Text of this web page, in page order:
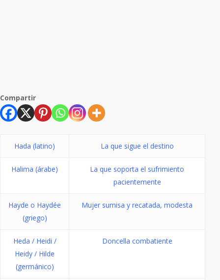
Compartir
Hada (latino) La que sigue el destino
Halima (árabe)
La que soporta el sufrimiento
pacientemente
Hayde o Haydée
(griego)
Mujer sumisa y recatada, modesta
Heda / Heidi /
Heidy / Hilde
(germánico)
Doncella combatiente